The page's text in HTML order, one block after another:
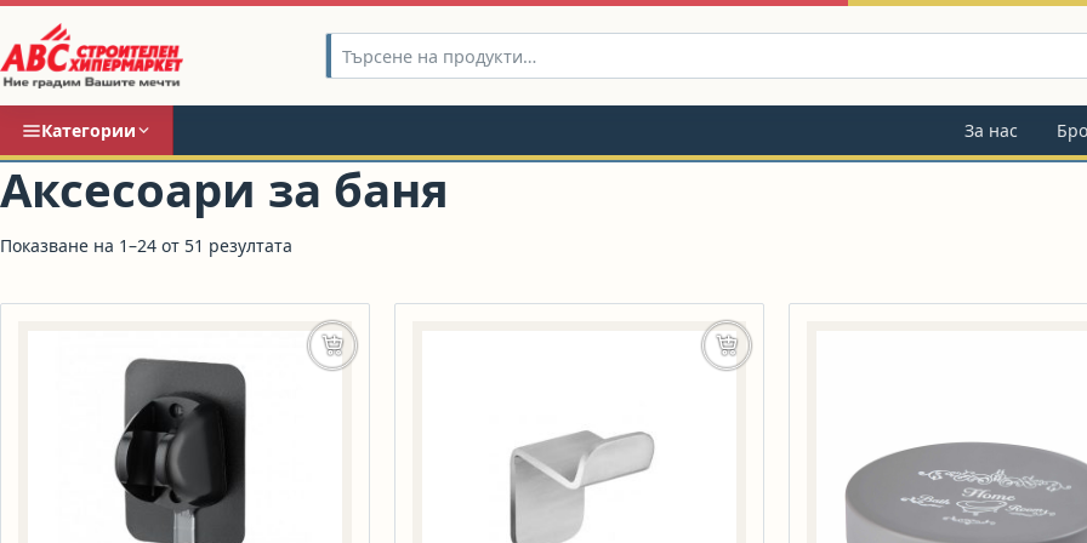
Категории За нас
Аксесоари за баня
Показване на 1–24 от 51 резултата
Добавяне в количката Още